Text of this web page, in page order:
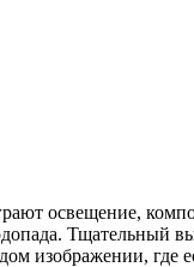
освещение,
Тщательный
изображении, где